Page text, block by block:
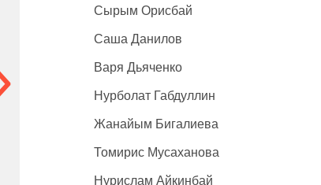
Сырым Орисбай
Саша Данилов
Варя Дьяченко
Нурболат Габдуллин
Жанайым Бигалиева
Томирис Мусаханова
Нурислам Айкинбай